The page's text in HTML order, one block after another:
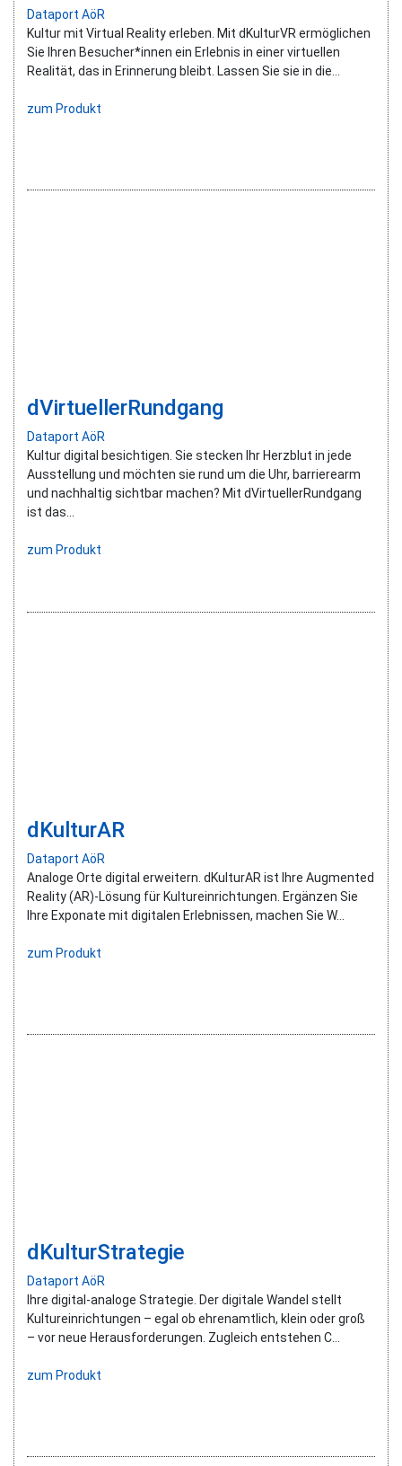
Dataport AöR
Kultur mit Virtual Reality erleben. Mit dKulturVR ermöglichen
Sie Ihren Besucher*innen ein Erlebnis in einer virtuellen
Realität, das in Erinnerung bleibt. Lassen Sie sie in die...
zum Produkt
dVirtuellerRundgang
Dataport AöR
Kultur digital besichtigen. Sie stecken Ihr Herzblut in jede
Ausstellung und möchten sie rund um die Uhr, barrierearm
und nachhaltig sichtbar machen? Mit dVirtuellerRundgang
ist das...
zum Produkt
dKulturAR
Dataport AöR
Analoge Orte digital erweitern. dKulturAR ist Ihre Augmented
Reality (AR)-Lösung für Kultureinrichtungen. Ergänzen Sie
Ihre Exponate mit digitalen Erlebnissen, machen Sie W...
zum Produkt
dKulturStrategie
Dataport AöR
Ihre digital-analoge Strategie. Der digitale Wandel stellt
Kultureinrichtungen – egal ob ehrenamtlich, klein oder groß
– vor neue Herausforderungen. Zugleich entstehen C...
zum Produkt